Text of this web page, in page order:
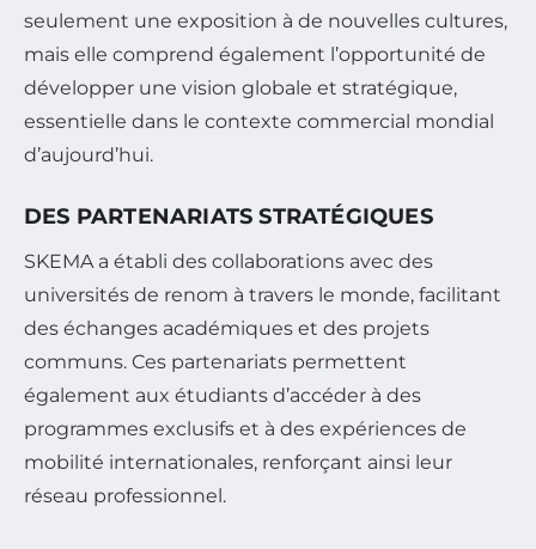
seulement une exposition à de nouvelles cultures,
mais elle comprend également l’opportunité de
développer une vision globale et stratégique,
essentielle dans le contexte commercial mondial
d’aujourd’hui.
DES PARTENARIATS STRATÉGIQUES
SKEMA a établi des collaborations avec des
universités de renom à travers le monde, facilitant
des échanges académiques et des projets
communs. Ces partenariats permettent
également aux étudiants d’accéder à des
programmes exclusifs et à des expériences de
mobilité internationales, renforçant ainsi leur
réseau professionnel.